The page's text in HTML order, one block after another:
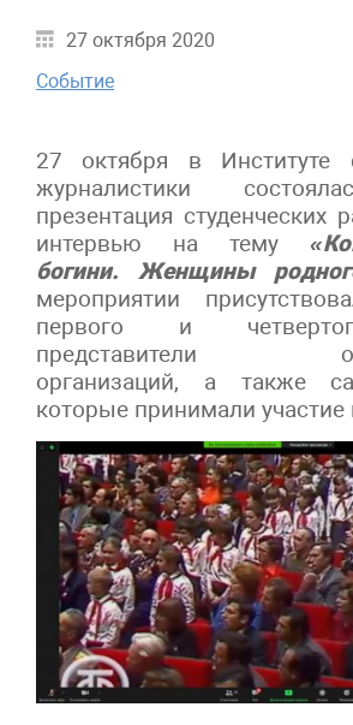
27 октября 2020
Событие
27 октября в Институте
журналистики
презентация студенческих
интервью на тему
богини. Женщины
мероприятии
первого и
представители
организаций, а также
которые принимали